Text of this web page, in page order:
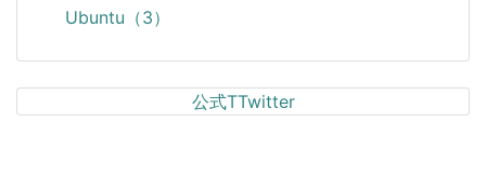
Ubuntu（3）
公式TTwitter